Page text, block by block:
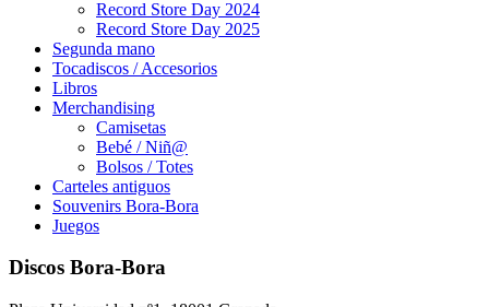
Record Store Day 2024
Record Store Day 2025
Segunda mano
Tocadiscos / Accesorios
Libros
Merchandising
Camisetas
Bebé / Niñ@
Bolsos / Totes
Carteles antiguos
Souvenirs Bora-Bora
Juegos
Discos Bora-Bora